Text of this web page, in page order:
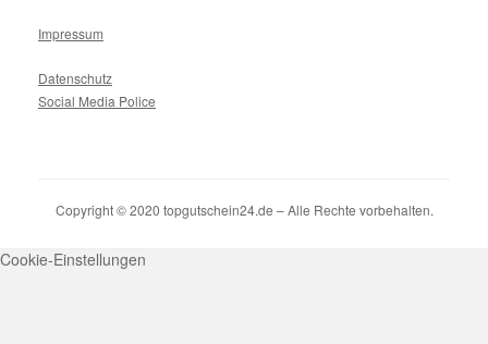
Impressum
Datenschutz
Social Media Police
Copyright © 2020 topgutschein24.de – Alle Rechte vorbehalten.
Cookie-Einstellungen